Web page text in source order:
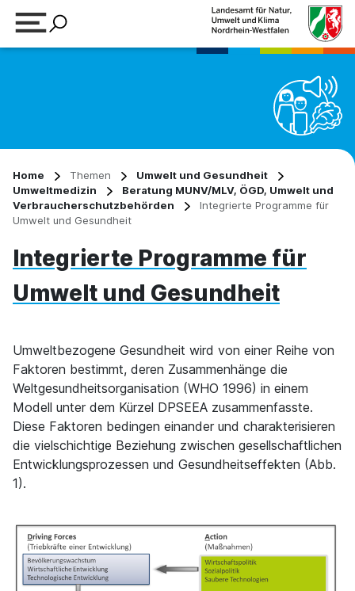
Home Themen
Umwelt und Gesundheit
Umweltmedizin
Beratung MUNV/MLV, ÖGD, Umwelt und
Verbraucherschutzbehörden
Integrierte Programme für
Umwelt und Gesundheit
Integrierte Programme für
Umwelt und Gesundheit
Umweltbezogene Gesundheit wird von einer Reihe von
Faktoren bestimmt, deren Zusammenhänge die
Weltgesundheitsorganisation (WHO 1996) in einem
Modell unter dem Kürzel DPSEEA zusammenfasste.
Diese Faktoren bedingen einander und charakterisieren
die vielschichtige Beziehung zwischen gesellschaftlichen
Entwicklungsprozessen und Gesundheitseffekten (Abb.
1).